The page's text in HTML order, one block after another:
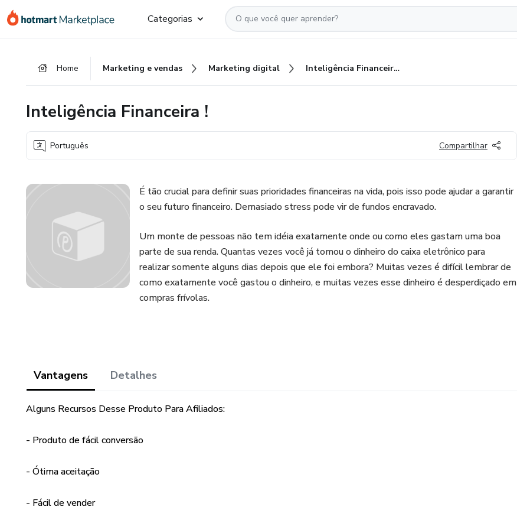
para
para
para
Categorias
Home Marketing e vendas Marketing digital Inteligência Financeira !
Inteligência Financeira !
Português Compartilhar
É tão crucial para definir suas prioridades financeiras na vida, pois isso pode ajudar a garantir
o seu futuro financeiro. Demasiado stress pode vir de fundos encravado.
Um monte de pessoas não tem idéia exatamente onde ou como eles gastam uma boa
parte de sua renda. Quantas vezes você já tomou o dinheiro do caixa eletrônico para
realizar somente alguns dias depois que ele foi embora? Muitas vezes é difícil lembrar de
como exatamente você gastou o dinheiro, e muitas vezes esse dinheiro é desperdiçado em
compras frívolas.
Vantagens Detalhes
Alguns Recursos Desse Produto Para Afiliados:
- Produto de fácil conversão
- Ótima aceitação
- Fácil de vender